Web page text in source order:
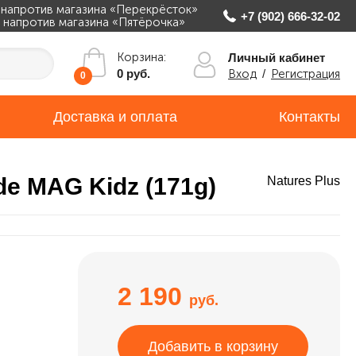
магазина «Перекрёсток»
магазина «Пятёрочка»
+7 (902) 666-32-02
0
Корзина:
0 руб.
Личный кабинет
Вход / Регистрация
Доставка и оплата Контакты
MAG Kidz (171g) Natures Plus
2 190 руб.
Добавить в корзину